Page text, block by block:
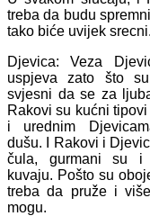
treba da budu
tako biće uvijek srecni.
Djevica: Veza
uspjeva zato što
svjesni da se za
Rakovi su kućni
i urednim
dušu. I Rakovi i
čula, gurmani su i
kuvaju. Pošto su
treba da pruže i
mogu.